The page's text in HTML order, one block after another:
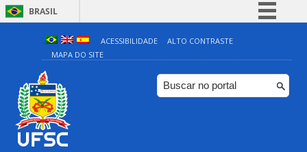
BRASIL
Simplifique!
Comunica BR
Participe
ACESSIBILIDADE
ALTO CONTRASTE
MAPA DO SITE